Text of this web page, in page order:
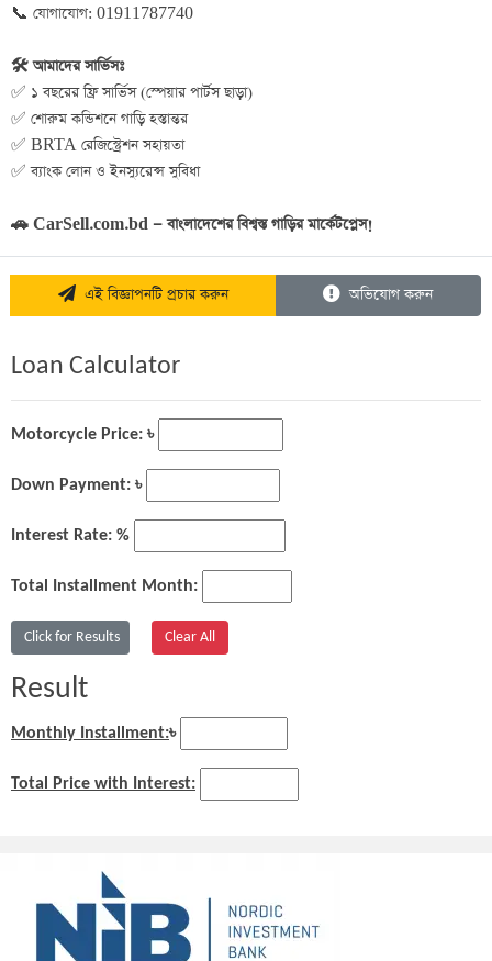
📞 যোগাযোগ: 01911787740
🛠️ আমাদের সার্ভিসঃ
✅ ১ বছরের ফ্রি সার্ভিস (স্পেয়ার পার্টস ছাড়া)
✅ শোরুম কন্ডিশনে গাড়ি হস্তান্তর
✅ BRTA রেজিস্ট্রেশন সহায়তা
✅ ব্যাংক লোন ও ইনস্যুরেন্স সুবিধা
🚗 CarSell.com.bd — বাংলাদেশের বিশ্বস্ত গাড়ির মার্কেটপ্লেস!
এই বিজ্ঞাপনটি প্রচার করুন অভিযোগ করুন
Loan Calculator
Motorcycle Price: ৳
Down Payment: ৳
Interest Rate: %
Total Installment Month:
Result
Monthly Installment:৳
Total Price with Interest: